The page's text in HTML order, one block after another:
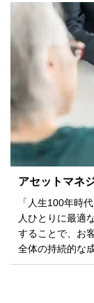
アセットマネ
「人生100年時
人ひとりに最適
することで、お
全体の持続的な